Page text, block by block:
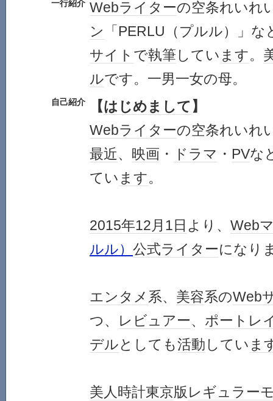
一行紹介 Webライターの空条れいれ
ン
「PERLU（プルル）」
サイト で執筆 してい ます。
ルです。一男一女の母。
自己紹介 【はじめまして 】
Webライターの空条れいれ
最近、 映画 ・ ドラマ ・ PVな
てい ます。
2015年12月1日 より、 Web
ルル） 公式ライターになり
エンタメ 系、 美容系のWeb
つ、
レビュアー、 ポートレ
デルとしても活動 してい ま
美人時計東京版レギュラー